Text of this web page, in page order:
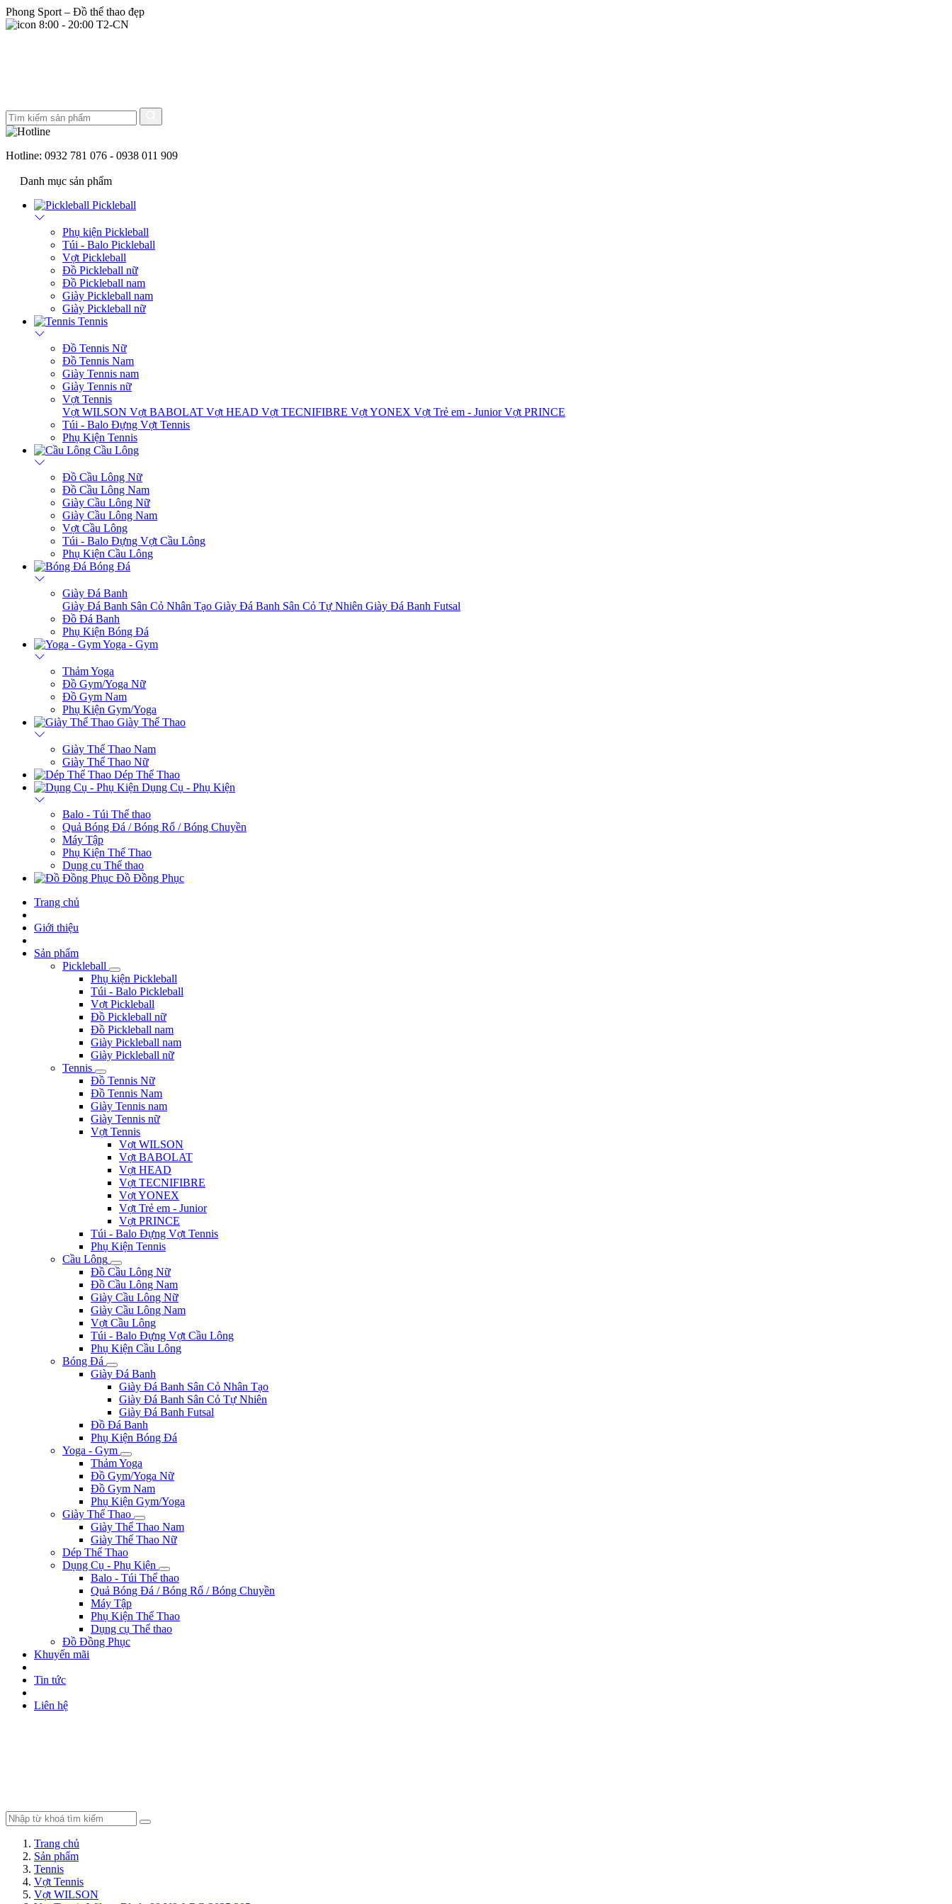
Phong Sport – Đồ thể thao đẹp
8:00 - 20:00 T2-CN
Hotline: 0932 781 076 - 0938 011 909
Danh mục sản phẩm
Pickleball
Phụ kiện Pickleball
Túi - Balo Pickleball
Vợt Pickleball
Đồ Pickleball nữ
Đồ Pickleball nam
Giày Pickleball nam
Giày Pickleball nữ
Tennis
Đồ Tennis Nữ
Đồ Tennis Nam
Giày Tennis nam
Giày Tennis nữ
Vợt Tennis
Vợt WILSON Vợt BABOLAT Vợt HEAD Vợt TECNIFIBRE Vợt YONEX Vợt Trẻ em - JuniorVợt PRINCE
Túi - Balo Đựng Vợt Tennis
Phụ Kiện Tennis
Cầu Lông
Đồ Cầu Lông Nữ
Đồ Cầu Lông Nam
Giày Cầu Lông Nữ
Giày Cầu Lông Nam
Vợt Cầu Lông
Túi - Balo Đựng Vợt Cầu Lông
Phụ Kiện Cầu Lông
Bóng Đá
Giày Đá Banh
Giày Đá Banh Sân Cỏ Nhân Tạo Giày Đá Banh Sân Cỏ Tự Nhiên Giày Đá Banh Futsal
Đồ Đá Banh
Phụ Kiện Bóng Đá
Yoga - Gym
Thảm Yoga
Đồ Gym/Yoga Nữ
Đồ Gym Nam
Phụ Kiện Gym/Yoga
Giày Thể Thao
Giày Thể Thao Nam
Giày Thể Thao Nữ
Dép Thể Thao
Dụng Cụ - Phụ Kiện
Balo - Túi Thể thao
Quả Bóng Đá / Bóng Rổ / Bóng Chuyền
Máy Tập
Phụ Kiện Thể Thao
Dụng cụ Thể thao
Đồ Đồng Phục
Trang chủ
Giới thiệu
Sản phẩm
Pickleball
Phụ kiện Pickleball
Túi - Balo Pickleball
Vợt Pickleball
Đồ Pickleball nữ
Đồ Pickleball nam
Giày Pickleball nam
Giày Pickleball nữ
Tennis
Đồ Tennis Nữ
Đồ Tennis Nam
Giày Tennis nam
Giày Tennis nữ
Vợt Tennis
Vợt WILSON
Vợt BABOLAT
Vợt HEAD
Vợt TECNIFIBRE
Vợt YONEX
Vợt Trẻ em - Junior
Vợt PRINCE
Túi - Balo Đựng Vợt Tennis
Phụ Kiện Tennis
Cầu Lông
Đồ Cầu Lông Nữ
Đồ Cầu Lông Nam
Giày Cầu Lông Nữ
Giày Cầu Lông Nam
Vợt Cầu Lông
Túi - Balo Đựng Vợt Cầu Lông
Phụ Kiện Cầu Lông
Bóng Đá
Giày Đá Banh
Giày Đá Banh Sân Cỏ Nhân Tạo
Giày Đá Banh Sân Cỏ Tự Nhiên
Giày Đá Banh Futsal
Đồ Đá Banh
Phụ Kiện Bóng Đá
Yoga - Gym
Thảm Yoga
Đồ Gym/Yoga Nữ
Đồ Gym Nam
Phụ Kiện Gym/Yoga
Giày Thể Thao
Giày Thể Thao Nam
Giày Thể Thao Nữ
Dép Thể Thao
Dụng Cụ - Phụ Kiện
Balo - Túi Thể thao
Quả Bóng Đá / Bóng Rổ / Bóng Chuyền
Máy Tập
Phụ Kiện Thể Thao
Dụng cụ Thể thao
Đồ Đồng Phục
Khuyến mãi
Tin tức
Liên hệ
Trang chủ
Sản phẩm
Tennis
Vợt Tennis
Vợt WILSON